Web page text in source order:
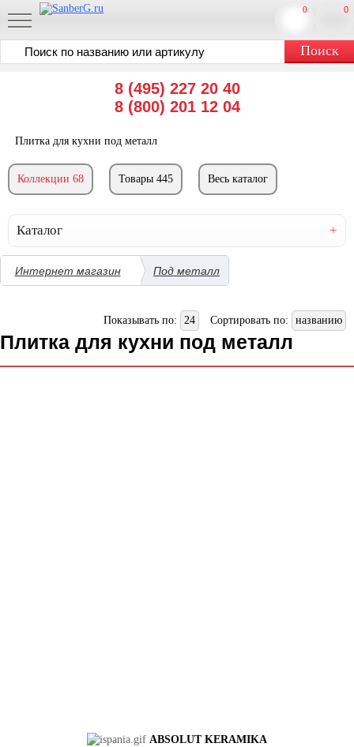
8 (495) 227 20 40
8 (800) 201 12 04
0
0
Плитка для кухни под металл
Коллекции 68 Товары 445 Весь каталог
Каталог
Интернет магазин Под металл
Показывать по: 24 Сортировать по: названию
Плитка для кухни под металл
ABSOLUT KERAMIKA